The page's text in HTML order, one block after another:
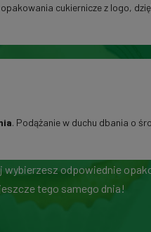
. Podążanie w duchu dbania o
cukiernicze z logo,
odpowiednie
tego samego dnia!